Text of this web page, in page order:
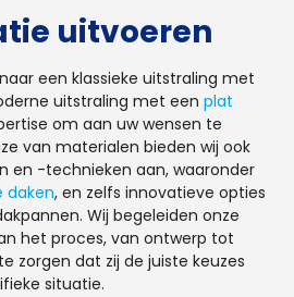
uitvoeren
een klassieke uitstraling met
uitstraling met een plat
om aan uw wensen te
van materialen bieden wij ook
en -technieken aan, waaronder
daken, en zelfs innovatieve opties
Wij begeleiden onze
het proces, van ontwerp tot
zorgen dat zij de juiste keuzes
situatie.